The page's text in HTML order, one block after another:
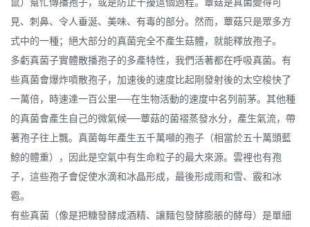
鼠）幫忙傳播孢子，或是防止干擾這個過程。蕈菇是真菌變得可
見、刺鼻、令人垂涎、美味、有毒的部分。然而，蕈菇只是眾多方
式中的一種；絕大部分的真菌完全不產生菇體，就能釋放孢子。
多虧真菌子實體散播孢子的多產特性，我們活著都在呼吸真菌。有
些真菌會爆炸噴散孢子，加速後的速度比起剛發射後的太空梭快了
一萬倍，時速達一百公里──在生物活動的速度中名列前茅。其他種
的真菌會產生自己的微氣候──蕈菇的菌褶蒸發水分，產生氣流，帶
著孢子往上飄。真菌每年產生五千萬噸的孢子（相當於五十萬頭藍
鯨的體重），因此是空氣中有生命粒子的最大來源。雲裡也有孢
子，這些孢子會促使水滴和冰晶形成，最後形成雨和雪、霰和冰
雹。
有些真菌（像是把糖發酵成酒精、讓麵包發酵膨脹的酵母）是單細